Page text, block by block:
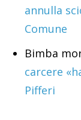
annulla
Comune
Bimba
carcere
Pifferi